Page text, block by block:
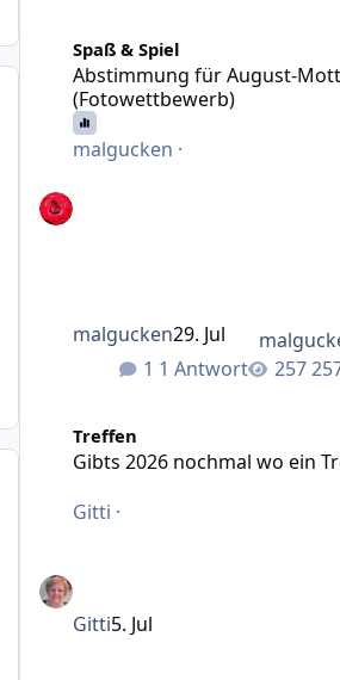
Spaß & Spiel
Abstimmung für August-
(Fotowettbewerb)
malgucken ·
1 Antwort
malgucken29. Jul
Treffen
Gibts 2026 nochmal wo ein
Gitti ·
Gitti5. Jul